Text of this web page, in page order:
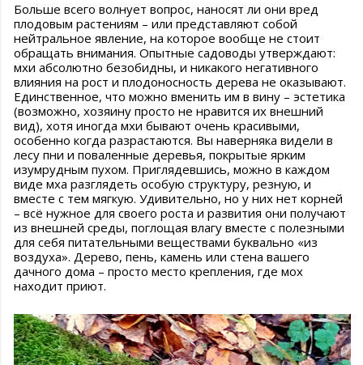
Больше всего волнует вопрос, наносят ли они вред
плодовым растениям – или представляют собой
нейтральное явление, на которое вообще не стоит
обращать внимания. Опытные садоводы утверждают:
мхи абсолютно безобидны, и никакого негативного
влияния на рост и плодоносность дерева не оказывают.
Единственное, что можно вменить им в вину – эстетика
(возможно, хозяину просто не нравится их внешний
вид), хотя иногда мхи бывают очень красивыми,
особенно когда разрастаются. Вы наверняка видели в
лесу пни и поваленные деревья, покрытые ярким
изумрудным пухом. Приглядевшись, можно в каждом
виде мха разглядеть особую структуру, резную, и
вместе с тем мягкую. Удивительно, но у них нет корней
– всё нужное для своего роста и развития они получают
из внешней среды, поглощая влагу вместе с полезными
для себя питательными веществами буквально «из
воздуха». Дерево, пень, камень или стена вашего
дачного дома – просто место крепления, где мох
находит приют.